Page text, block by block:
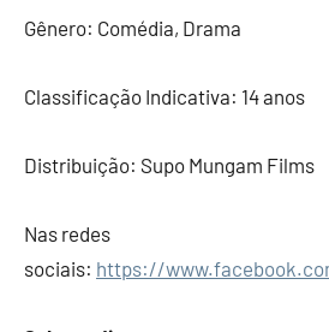
Gênero: Comédia, Drama
Classificação Indicativa: 14 anos
Distribuição: Supo Mungam Films
Nas redes
sociais: https://